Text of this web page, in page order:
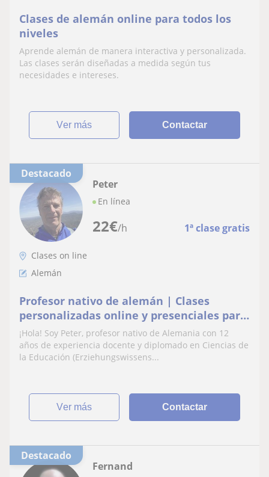
Clases de alemán online para todos los
niveles
Aprende alemán de manera interactiva y personalizada.
Las clases serán diseñadas a medida según tus
necesidades e intereses.
ver más Contactar
Destacado
22€/h 1ª clase gratis
Peter
En línea
Clases on line
Alemán
Profesor nativo de alemán | Clases
personalizadas online y presenciales para
todos los niveles (A1–C1)
¡Hola! Soy Peter, profesor nativo de Alemania con 12
años de experiencia docente y diplomado en Ciencias de
la Educación (Erziehungswissens...
ver más Contactar
Destacado
Fernand